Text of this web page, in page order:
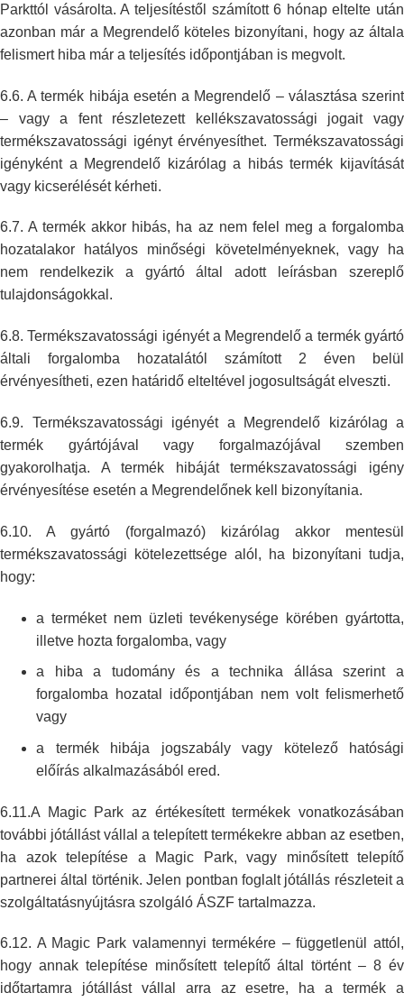
Parkttól vásárolta. A teljesítéstől számított 6 hónap eltelte után
azonban már a Megrendelőköteles bizonyítani, hogy az általa
felismert hiba már a teljesítés időpontjában is megvolt.
6.6. A termék hibája esetén a Megrendelő – választása szerint
– vagy a fentrészletezett kellékszavatossági jogait vagy
termékszavatossági igénytérvényesíthet. Termékszavatossági
igényként a Megrendelő kizárólag a hibástermék kijavítását
vagy kicserélését kérheti.
6.7. A termék akkor hibás, ha az nem felel meg a forgalomba
hozatalakor hatályos minőségi követelményeknek, vagy ha
nem rendelkezik a gyártó által
adott leírásban szereplő
tulajdonságokkal.
6.8. Termékszavatossági igényét a Megrendelő a termék gyártó
általi forgalomba hozatalától számított 2 éven belül
érvényesítheti, ezen határidő elteltével jogosultságát elveszti.
6.9. Termékszavatossági igényét a Megrendelő kizárólag a
termék gyártójával
vagy forgalmazójával szemben
gyakorolhatja. A termék hibájáttermékszavatossági igény
érvényesítése esetén a Megrendelőnek kell
bizonyítania.
6.10. A gyártó (forgalmazó) kizárólag akkor mentesül
termékszavatossági kötelezettsége alól, ha bizonyítani tudja,
hogy:
a terméket nem üzleti tevékenysége körében gyártotta,
illetve hozta forgalomba, vagy
a hiba a tudomány és a technika állása szerint a
forgalomba hozatal
időpontjában nem volt felismerhető
vagy
a termék hibája jogszabály vagy kötelező hatósági
előírás alkalmazásából ered.
6.11.A Magic Park az értékesített termékek vonatkozásában
további jótállástvállal a telepített termékekre abban az esetben,
ha azok telepítése a Magic Park, vagy minősített telepítő
partnerei által történik. Jelen pontban foglalt jótállás részleteit a
szolgáltatásnyújtásra szolgáló ÁSZF tartalmazza.
6.12. A Magic Park valamennyi termékére – függetlenül attól,
hogy annaktelepítése minősített telepítő által történt – 8 év
időtartamra jótállástvállal arra az esetre, ha a termék a